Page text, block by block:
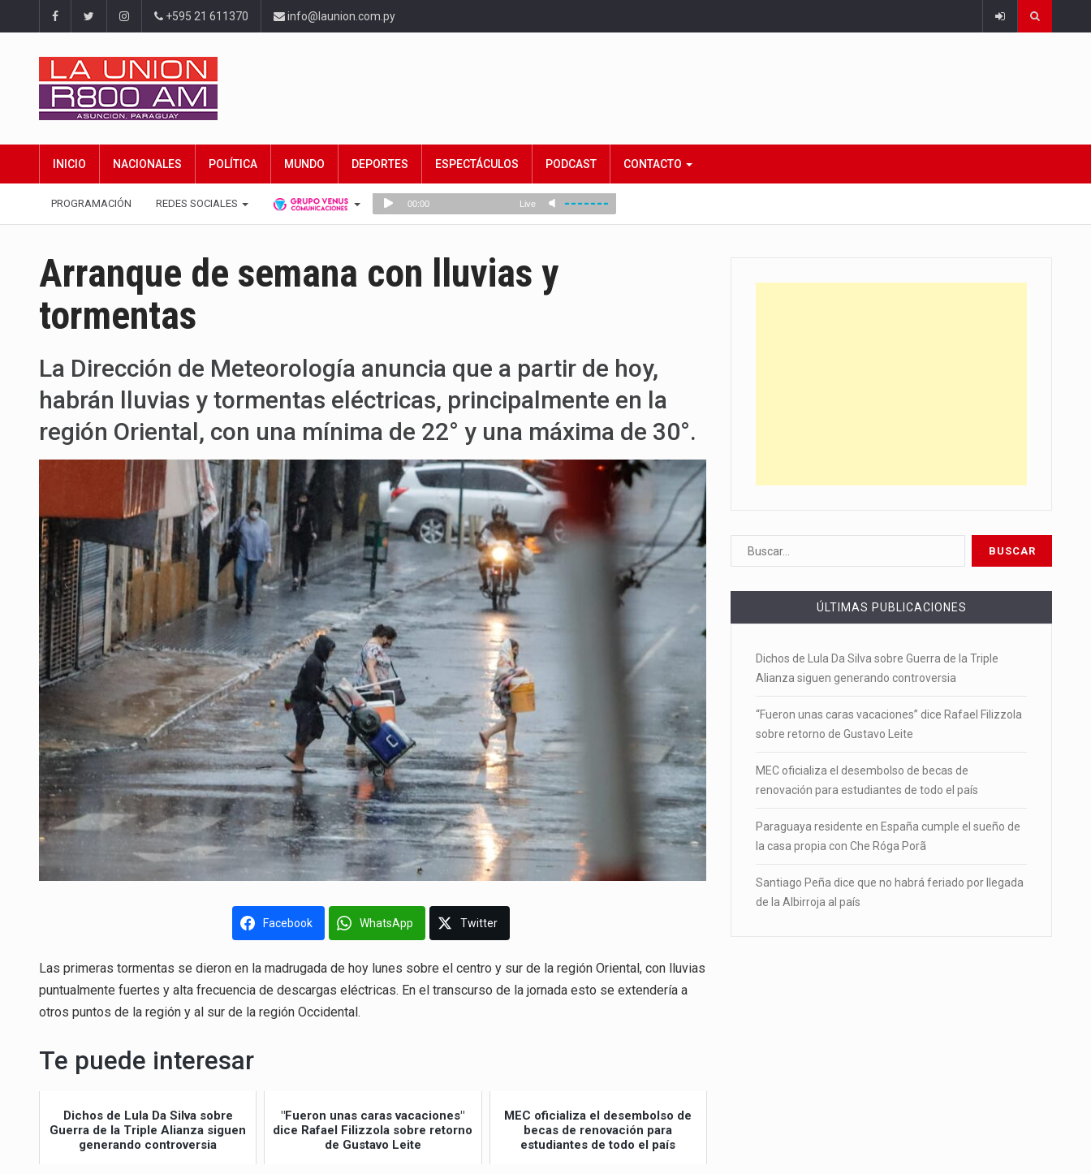
+595 21 611370 info@launion.com.py
INICIO NACIONALES POLÍTICA MUNDO DEPORTES ESPECTÁCULOS PODCAST CONTACTO
PROGRAMACIÓN REDES SOCIALES
Arranque de semana con lluvias y
tormentas
La Dirección de Meteorología anuncia que a partir de hoy,
habrán lluvias y tormentas eléctricas, principalmente en la
región Oriental, con una mínima de 22° y una máxima de 30°.
Facebook WhatsApp Twitter
Las primeras tormentas se dieron en la madrugada de hoy lunes sobre el centro y sur de la región Oriental, con lluvias
puntualmente fuertes y alta frecuencia de descargas eléctricas. En el transcurso de la jornada esto se extendería a
otros puntos de la región y al sur de la región Occidental.
Te puede interesar
Dichos de Lula Da Silva sobre
Guerra de la Triple Alianza siguen
generando controversia
"Fueron unas caras vacaciones"
dice Rafael Filizzola sobre retorno
de Gustavo Leite
MEC oficializa el desembolso de
becas de renovación para
estudiantes de todo el país
ÚLTIMAS PUBLICACIONES
Dichos de Lula Da Silva sobre Guerra de la Triple
Alianza siguen generando controversia
“Fueron unas caras vacaciones” dice Rafael Filizzola
sobre retorno de Gustavo Leite
MEC oficializa el desembolso de becas de
renovación para estudiantes de todo el país
Paraguaya residente en España cumple el sueño de
la casa propia con Che Róga Porã
Santiago Peña dice que no habrá feriado por llegada
de la Albirroja al país